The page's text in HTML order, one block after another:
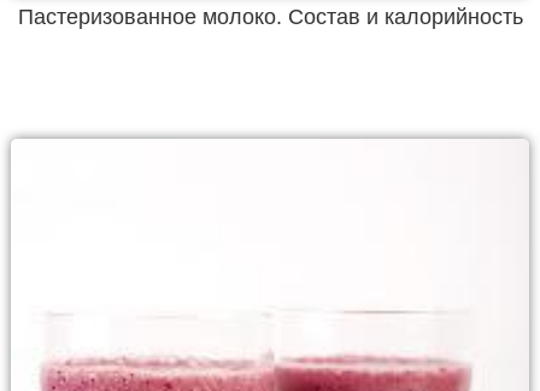
Пастеризованное молоко. Состав и калорийность